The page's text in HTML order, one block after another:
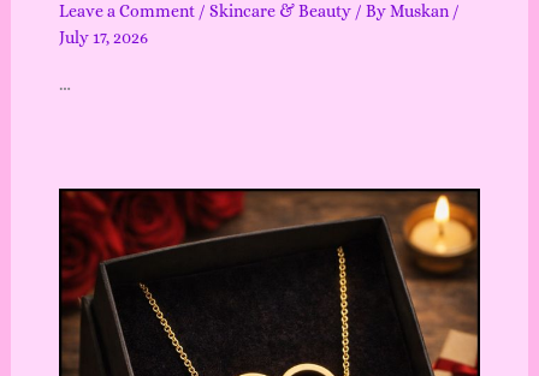
Leave a Comment / Skincare & Beauty/ ByMuskan /
July 17, 2026
…